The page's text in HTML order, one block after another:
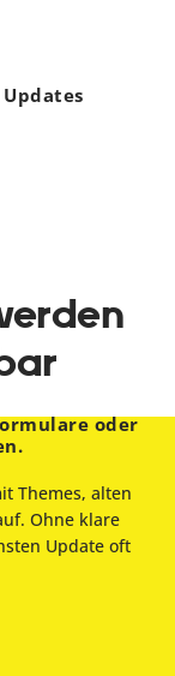
oder
Themes, alten
Ohne klare
Update oft